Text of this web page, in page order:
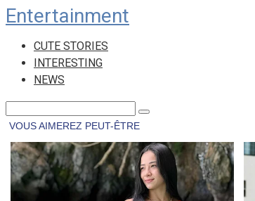
Skip
to
content
Entertainment
CUTE STORIES
INTERESTING
NEWS